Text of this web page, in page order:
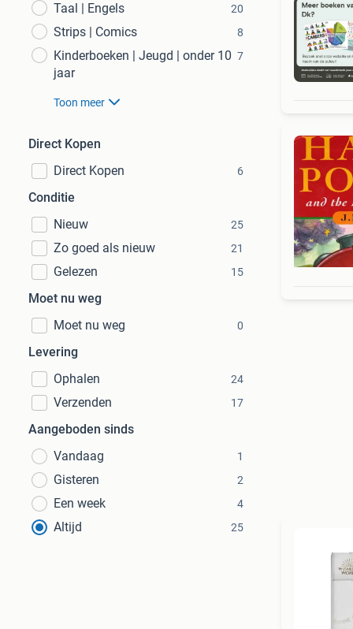
Taal | Engels 20
Strips | Comics 8
Kinderboeken | Jeugd | onder 10
jaar
7
Toon meer
Direct Kopen
Direct Kopen
6
Conditie
Nieuw
25
Zo goed als nieuw 21
Gelezen 15
Moet nu weg
Moet nu weg
0
Levering
Ophalen
24
Verzenden 17
Aangeboden sinds
Vandaag
1
Gisteren 2
Een week 4
Altijd 25